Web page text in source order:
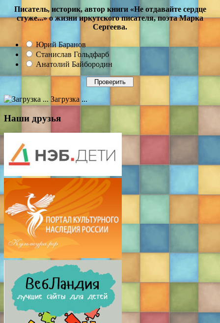
Писатель, историк, автор книги «Не отдавайте сердце
стуже...» о жизни иркутского писателя, поэта Марка
Сергеева.
Юрий Баранов
Станислав Гольдфарб
Анатолий Байбородин
Загрузка ...
Наши друзья